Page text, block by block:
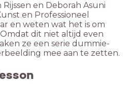
en Deborah Asuni
en Professioneel
en weten wat het is om
dit niet altijd even
ze een serie dummie-
mee aan te zetten.